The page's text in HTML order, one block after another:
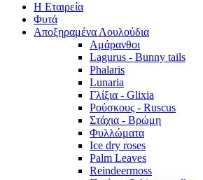
Η Εταιρεία
Φυτά
Αποξηραμένα Λουλούδια
Αμάρανθοι
Lagurus - Bunny tails
Phalaris
Lunaria
Γλίξια - Glixia
Ρούσκους - Ruscus
Στάχια - Βρώμη
Φυλλώματα
Ice dry roses
Palm Leaves
Reindeermoss